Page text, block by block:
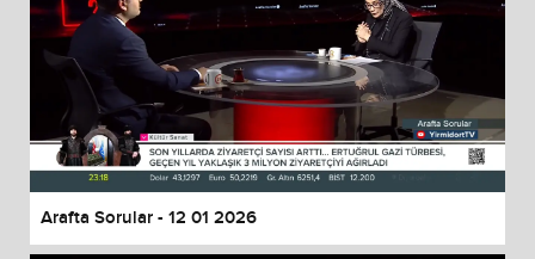
Arafta Sorular - 12 01 2026